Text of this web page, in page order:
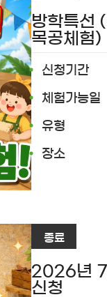
방학특선
목공체험)
신청기간
체험가능일
유형
장소
종료
2026년 7
신청